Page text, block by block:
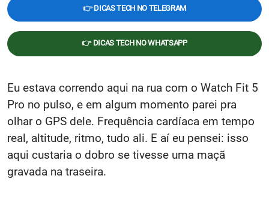
👉 DICAS TECH NO TELEGRAM
👉 DICAS TECH NO WHATSAPP
Eu estava correndo aqui na rua com o Watch Fit 5
Pro no pulso, e em algum momento parei pra
olhar o GPS dele. Frequência cardíaca em tempo
real, altitude, ritmo, tudo ali. E aí eu pensei: isso
aqui custaria o dobro se tivesse uma maçã
gravada na traseira.